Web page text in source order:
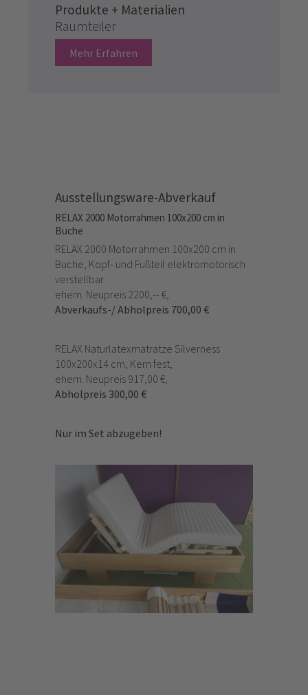
Produkte + Materialien
Raumteiler
Mehr Erfahren
Ausstellungsware-Abverkauf
RELAX 2000 Motorrahmen 100x200 cm in
Buche
RELAX 2000 Motorrahmen 100x200 cm in
Buche, Kopf- und Fußteil elektromotorisch
verstellbar
ehem. Neupreis 2200,-- €,
Abverkaufs-/ Abholpreis 700,00 €
RELAX Naturlatexmatratze Silverness
100x200x14 cm, Kern fest,
ehem. Neupreis 917,00 €,
Abholpreis 300,00 €
Nur im Set abzugeben!